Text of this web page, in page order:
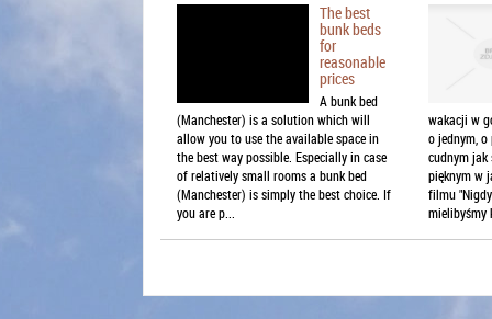
The best
bunk beds
for
reasonable
prices
A bunk bed
(Manchester) is a solution which will
allow you to use the available space in
the best way possible. Especially in case
of relatively small rooms a bunk bed
(Manchester) is simply the best choice. If
you are p...
wakacji w
o jednym,
cudnym jak
pięknym w
filmu
mielibyśmy